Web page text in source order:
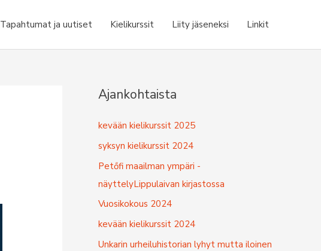
Tapahtumat ja uutiset Kielikurssit Liity jäseneksi Linkit
Ajankohtaista
kevään kielikurssit 2025
syksyn kielikurssit 2024
Petőfi maailman ympäri -
näyttelyLippulaivan kirjastossa
Vuosikokous 2024
kevään kielikurssit 2024
Unkarin urheiluhistorian lyhyt mutta iloinen